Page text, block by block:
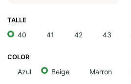
TALLE
40 41 42 43
COLOR
Azul Beige Marron